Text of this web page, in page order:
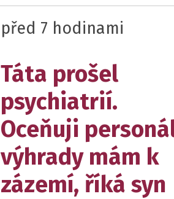
před 7 hodinami
Táta prošel
psychiatrií.
Oceňuji
výhrady mám k
zázemí, říká syn